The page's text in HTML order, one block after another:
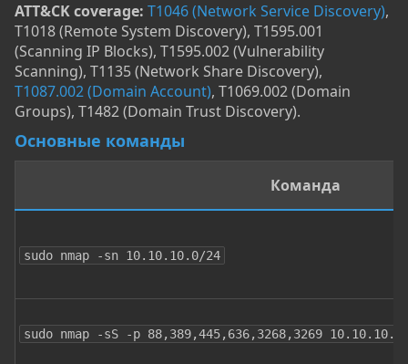
ATT&CK coverage: T1046 (Network Service Discovery),
T1018 (Remote System Discovery), T1595.001
(Scanning IP Blocks), T1595.002 (Vulnerability
Scanning), T1135 (Network Share Discovery),
T1087.002 (Domain Account), T1069.002 (Domain
Groups), T1482 (Domain Trust Discovery).
Основные команды
Команда
sudo nmap -sn 10.10.10.0/24
sudo nmap -sS -p 88,389,445,636,3268,3269